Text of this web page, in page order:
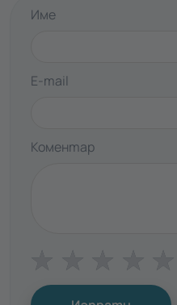
Име
E-mail
Коментар